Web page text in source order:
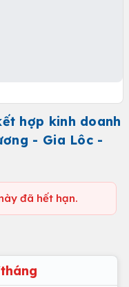
hợp kinh doanh
- Gia Lôc -
đã hết hạn.